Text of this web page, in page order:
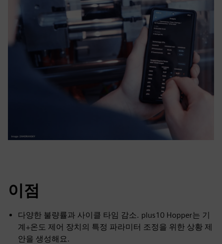
이점
다양한 불량률과 사이클 타임 감소. plus10 Hopper는 기
계+온도 제어 장치의 특정 파라미터 조정을 위한 상황 제
안을 생성해요.